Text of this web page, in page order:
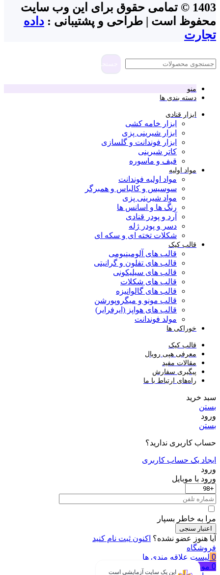
1403 © تمامی حقوق برای این وب سایت
محفوظ است | طراحی و پشتیبانی : داده
تجارت
منو
دسته بندی ها
ابزار قنادی
ابزار خامه کشی
ابزار شیرینی پزی
ابزار فوندانت و گلسازی
کاتر شیرینی
قیف و ماسوره
مواد اولیه
مواد اولیه فوندانت
سوسیس و کالباس و همبرگر
مواد شیرینی پزی
رنگ ها و اسانس ها
آرد و پودر قنادی
دسر و پودر ژله
شکلات تخته ای و سکه ای
قالب کیک
قالب های آلومینیومی
قالب های تفلون و گرانیتی
قالب های سیلیکونی
قالب های شکلات
قالب های گالوانیزه
قالب مونو و میگروپورشن
قالب های هواپز (ایرفرایر)
مولد فوندانت
خوراکی ها
قالب کیک
معرفی هپی رویال
مقالات مفید
پیگیری سفارش
راه‌های ارتباط با ما
سبد خرید
بستن
ورود
بستن
حساب کاربری ندارید؟
ایجاد یک حساب کاربری
ورود
ورود با موبایل
مرا به خاطر بسپار
اعتبار سنجی
آیا هنوز عضو نشده؟ اکنون ثبت نام کنید
این یک سایت آزمایشی است
فروشگاه
0 لیست علاقه مندی ها
0 مورد